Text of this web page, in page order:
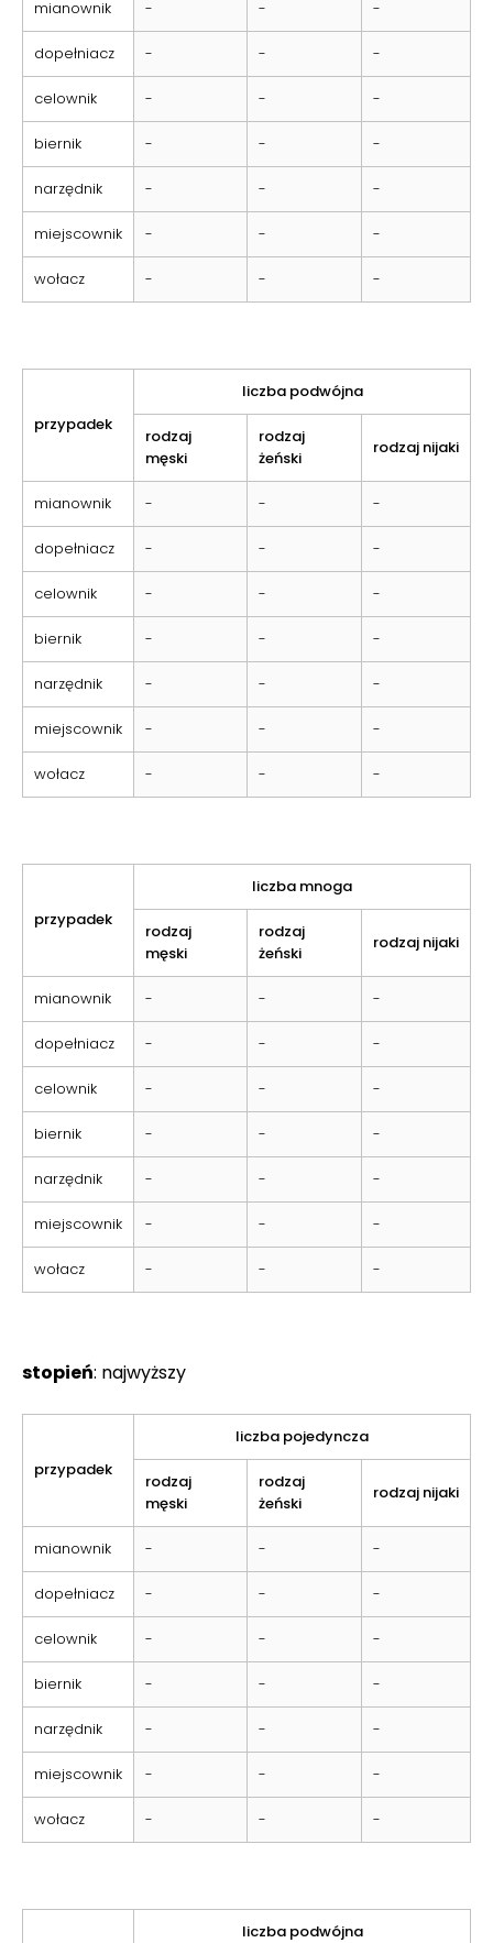
mianownik - - -
dopełniacz - - -
celownik - - -
biernik - - -
narzędnik - - -
miejscownik - - -
wołacz - - -
przypadek
liczba podwójna
rodzaj
męski
rodzaj
żeński
rodzaj nijaki
mianownik - - -
dopełniacz - - -
celownik - - -
biernik - - -
narzędnik - - -
miejscownik - - -
wołacz - - -
przypadek
liczba mnoga
rodzaj
męski
rodzaj
żeński
rodzaj nijaki
mianownik - - -
dopełniacz - - -
celownik - - -
biernik - - -
narzędnik - - -
miejscownik - - -
wołacz - - -
stopień: najwyższy
przypadek
liczba pojedyncza
rodzaj
męski
rodzaj
żeński
rodzaj nijaki
mianownik - - -
dopełniacz - - -
celownik - - -
biernik - - -
narzędnik - - -
miejscownik - - -
wołacz - - -
liczba podwójna